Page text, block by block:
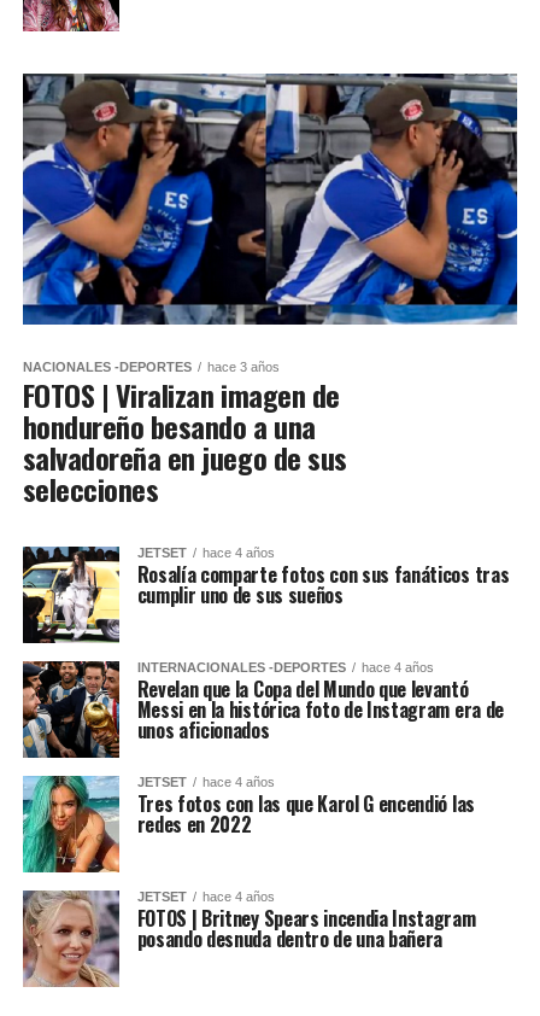
NACIONALES -DEPORTES hace 3 años
FOTOS | Viralizan imagen de
hondureño besando a una
salvadoreña en juego de sus
selecciones
JETSET hace 4 años
Rosalía comparte fotos con sus fanáticos tras
cumplir uno de sus sueños
INTERNACIONALES -DEPORTES hace 4 años
Revelan que la Copa del Mundo que levantó
Messi en la histórica foto de Instagram era de
unos aficionados
JETSET hace 4 años
Tres fotos con las que Karol G encendió las
redes en 2022
JETSET hace 4 años
FOTOS | Britney Spears incendia Instagram
posando desnuda dentro de una bañera